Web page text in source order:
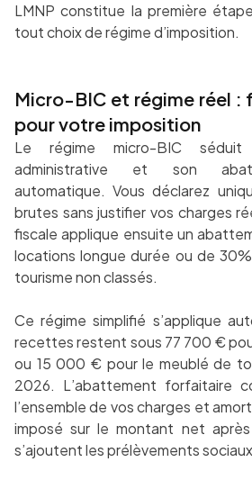
LMNP constitue la première
tout choix de régime d’imposition.
Micro-BIC et régime réel :
pour votre imposition
Le régime micro-BIC
administrative et son
automatique. Vous déclarez
brutes sans justifier vos charges
fiscale applique ensuite un
locations longue durée ou de
tourisme non classés.
Ce régime simplifié s’applique
recettes restent sous 77 700 €
ou 15 000 € pour le meublé de
2026. L’abattement forfaitaire
l’ensemble de vos charges et
imposé sur le montant net
s’ajoutent les prélèvements